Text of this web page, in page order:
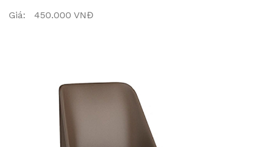
Giá: 450.000 VNĐ